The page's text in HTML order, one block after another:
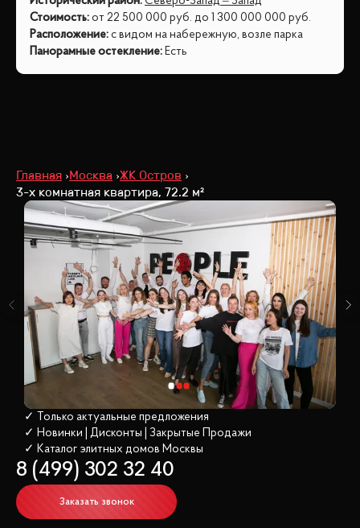
Стоимость: от 22 500 000 руб. до 1 300 000 000 руб.
Расположение: с видом на набережную, возле парка
Панорамные остекление: Есть
Главная Москва ЖК Остров
3-х комнатная квартира, 72.2 м²
✓ Только актуальные предложения
✓ Новинки | Дисконты | Закрытые Продажи
✓ Каталог элитных домов Москвы
8 (499) 302 32 40
Заказать звонок